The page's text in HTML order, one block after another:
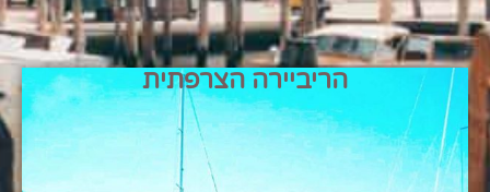
הריביירה הצרפתית